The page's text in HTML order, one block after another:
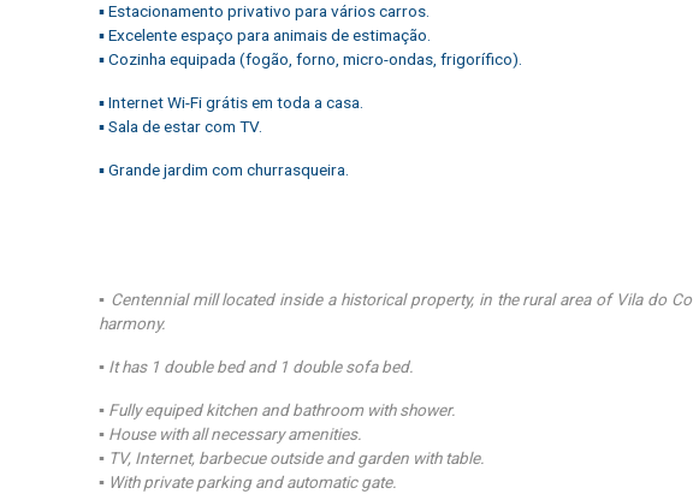
▪ Estacionamento privativo para vários carros.
▪ Excelente espaço para animais de estimação.
▪ Cozinha equipada (fogão, forno, micro-ondas, frigorífico).
▪ Internet Wi-Fi grátis em toda a casa.
▪ Sala de estar com TV.
▪ Grande jardim com churrasqueira.
▪ Centennial mill located inside a historical property, in the rural area of Vila do
harmony.
▪ It has 1 double bed and 1 double sofa bed.
▪ Fully equiped kitchen and bathroom with shower.
▪ House with all necessary amenities.
▪ TV, Internet, barbecue outside and garden with table.
▪ With private parking and automatic gate.